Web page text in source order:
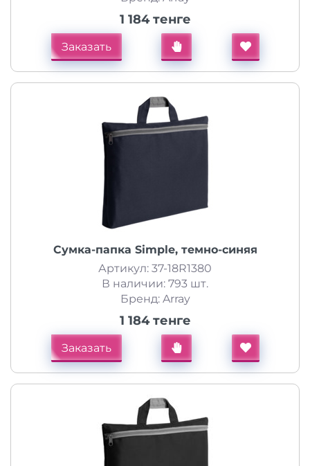
1 184 тенге
Заказать
Сумка-папка Simple, темно-синяя
Артикул: 37-18R1380
В наличии: 793 шт.
Бренд: Array
1 184 тенге
Заказать